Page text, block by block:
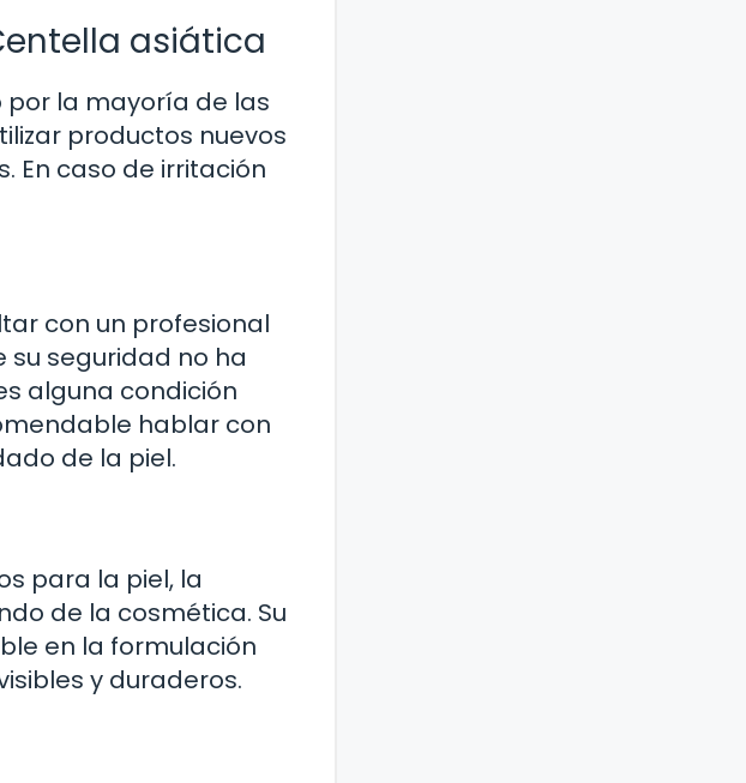
asiática
por la mayoría de las
productos nuevos
En caso de irritación
con un profesional
su seguridad no ha
alguna condición
hablar con
de la piel.
para la piel, la
de la cosmética. Su
en la formulación
y duraderos.